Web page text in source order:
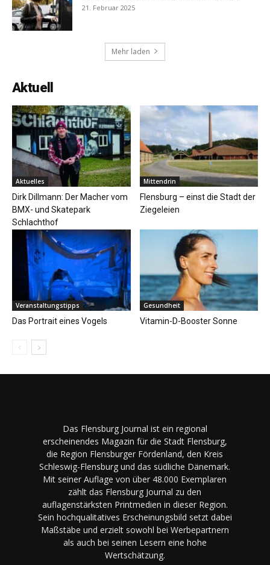
21. Februar 2025
Mehr laden
Aktuell
Aktuelles
Dirk Dillmann: Der Macher vom
BMX- und Skatepark
Schlachthof
Mittendrin
Flensburg – einst die Stadt der
Ziegeleien
Veranstaltungstipps
Das Portrait eines Vogels
Gesundheit
Vitamin-D-Booster Sonne
Das Flensburg Journal ist ein regional
erscheinendes Magazin für die Stadt Flensburg,
die Region Flensburger Fördenland, den Kreis
Schleswig-Flensburg und das südliche Dänemark.
Mit seiner Auflage von über 48.000 Exemplaren
zählt das Flensburg Journal zu den
auflagenstärksten Printmedien in dieser Region.
Sein hochqualitatives Erscheinungsbild setzt dabei
Maßstäbe und erzielt sowohl bei Werbepartnern
als auch bei seinen Lesern eine hohe
Wertschätzung.